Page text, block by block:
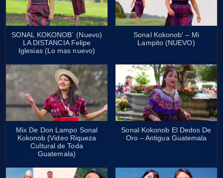
SONAL KOKONOB´ (Nuevo)
LA DISTANCIA Felipe
Iglesias (Lo mas nuevo)
Sonal Kokonob' – Mi
Lampito (NUEVO)
Mix De Don Lampo Sonal
Kokonob (Video Riqueza
Cultural de Toda
Guatemala)
Sonal Kokonob El Dedos De
Oro – Antigua Guatemala